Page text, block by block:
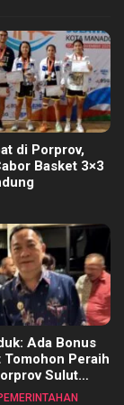
di Porprov,
Basket 3×3
Ada Bonus
Peraih
Sulut